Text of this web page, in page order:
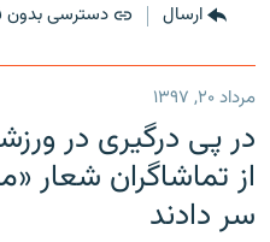
ارسال دسترسی بدون
مرداد ۲۰, ۱۳۹۷
در پی درگیری در
از تماشاگران شعار
سر دادند